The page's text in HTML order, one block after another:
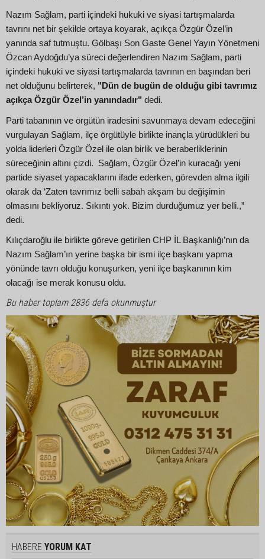
Nazım Sağlam, parti içindeki hukuki ve siyasi tartışmalarda
tavrını net bir şekilde ortaya koyarak, açıkça Özgür Özel’in
yanında saf tutmuştu. Gölbaşı Son Gaste Genel Yayın Yönetmeni
Özcan Aydoğdu’ya süreci değerlendiren Nazım Sağlam, parti
içindeki hukuki ve siyasi tartışmalarda tavrının en başından beri
net olduğunu belirterek, "Dün de bugün de olduğu gibi tavrımız
açıkça Özgür Özel’in yanındadır" dedi.
Parti tabanının ve örgütün iradesini savunmaya devam edeceğini
vurgulayan Sağlam, ilçe örgütüyle birlikte inançla yürüdükleri bu
yolda liderleri Özgür Özel ile olan birlik ve beraberliklerinin
süreceğinin altını çizdi. Sağlam, Özgür Özel’in kuracağı yeni
partide siyaset yapacaklarını ifade ederken, görevden alma ilgili
olarak da ‘Zaten tavrımız belli sabah akşam bu değişimin
olmasını bekliyoruz. Sıkıntı yok. Bizim durduğumuz yer belli.,”
dedi.
Kılıçdaroğlu ile birlikte göreve getirilen CHP İL Başkanlığı’nın da
Nazım Sağlam’ın yerine başka bir ismi ilçe başkanı yapma
yönünde tavrı olduğu konuşurken, yeni ilçe başkanının kim
olacağı ise merak konusu oldu.
Bu haber toplam 2836 defa okunmuştur
HABERE YORUM KAT